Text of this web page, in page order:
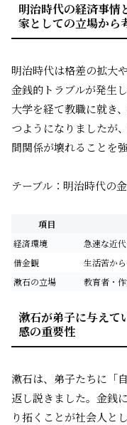
明治時代の経済事情
家としての立場から
明治時代は格差の拡大
金銭的トラブルが発生
大学を経て教職に就き
つようになりましたが
間関係が壊れることを
テーブル：明治時代の
項目
経済環境
急速な近
借金観
生活苦か
漱石の立場
教育者・
漱石が弟子に与えて
感の重要性
漱石は、弟子たちに「
返し説きました。金銭
り拓くことが社会人と